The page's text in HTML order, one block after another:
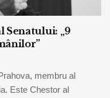
Senatului: „9
membru al
Este Chestor al